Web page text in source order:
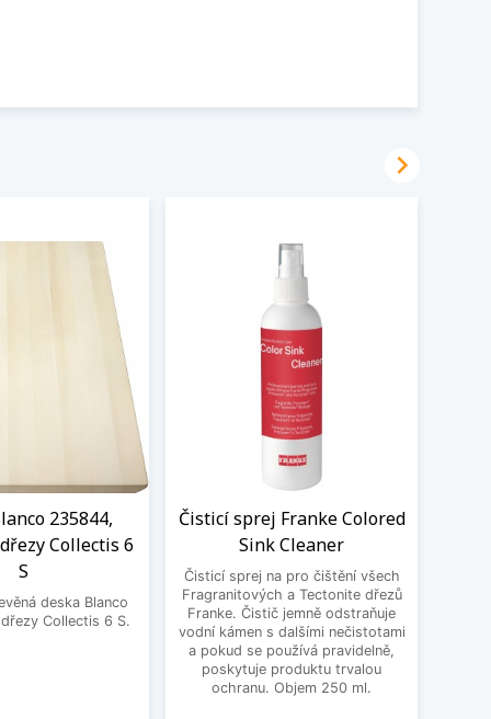
235844,
Collectis 6
S
deska Blanco
Collectis 6 S.
Čisticí sprej Franke Colored
Sink Cleaner
Čisticí sprej na pro čištění všech
Fragranitových a Tectonite dřezů
Franke. Čistič jemně odstraňuje
vodní kámen s dalšími nečistotami
a pokud se používá pravidelně,
poskytuje produktu trvalou
ochranu. Objem 250 ml.
